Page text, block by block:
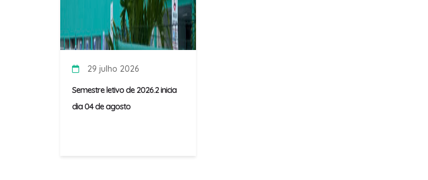
29 julho 2026
Semestre letivo de 2026.2 inicia
dia 04 de agosto